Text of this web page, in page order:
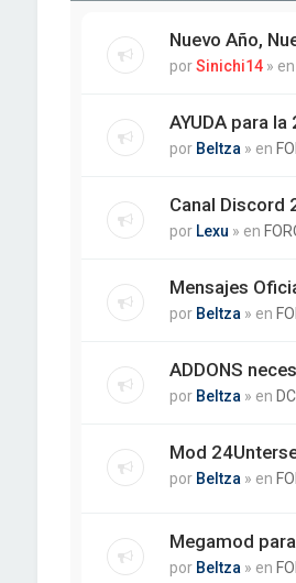
Nuevo Año,
porSinichi14 » en
AYUDA para
por Beltza » en
Canal Discord
por Lexu » en
Mensajes
por Beltza » en
ADDONS
por Beltza » en
Mod
por Beltza » en
Megamod
por Beltza » en